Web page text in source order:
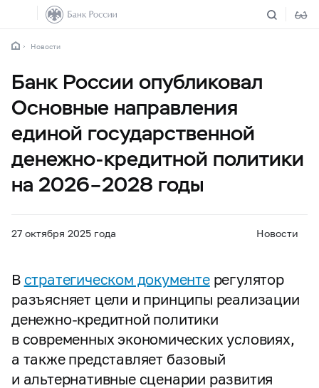
Новости
Банк России опубликовал
Основные направления
единой государственной
денежно-кредитной политики
на 2026–2028 годы
27 октября 2025 года Новости
В стратегическом документерегулятор
разъясняет цели и принципы реализации
денежно-кредитной политики
в современных экономических условиях,
а также представляет базовый
и альтернативные сценарии развития